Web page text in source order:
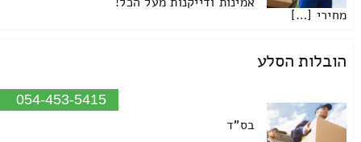
מחירי […]
הובלות הסלע
054-453-5415
בס"ד